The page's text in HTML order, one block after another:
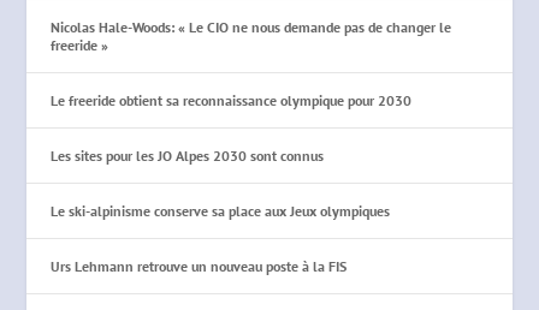
Nicolas Hale-Woods: « Le CIO ne nous demande pas de changer le
freeride »
Le freeride obtient sa reconnaissance olympique pour 2030
Les sites pour les JO Alpes 2030 sont connus
Le ski-alpinisme conserve sa place aux Jeux olympiques
Urs Lehmann retrouve un nouveau poste à la FIS